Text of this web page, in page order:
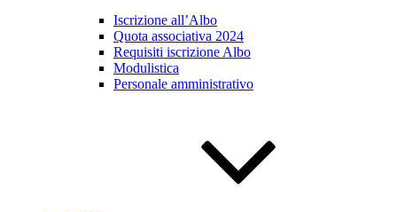
Iscrizione all’Albo
Quota associativa 2024
Requisiti iscrizione Albo
Modulistica
Personale amministrativo